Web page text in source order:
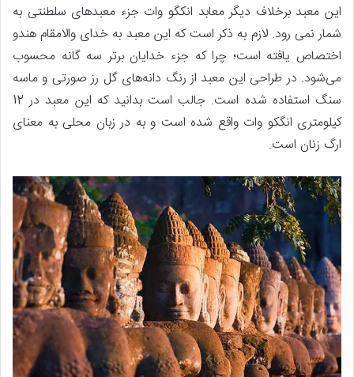
این معبد برخلاف دیگر معابد انکگو وات جزء معبدهای سلطنتی به
شمار نمی رود. لازم به ذکر است که این معبد به خدای والامقام هندو
اختصاص یافته است؛ چرا که جزء خدایان برتر سه گانه محسوب
می‌شود. در طراحی این معبد از رنگ دانه‌های گل رز صورتی و ماسه
سنگ استفاده شده است. جالب است بدانید که این معبد در 12
کیلومتری انگکو وات واقع شده است و به در زبان محلی به معنای
ارگ زنان است.